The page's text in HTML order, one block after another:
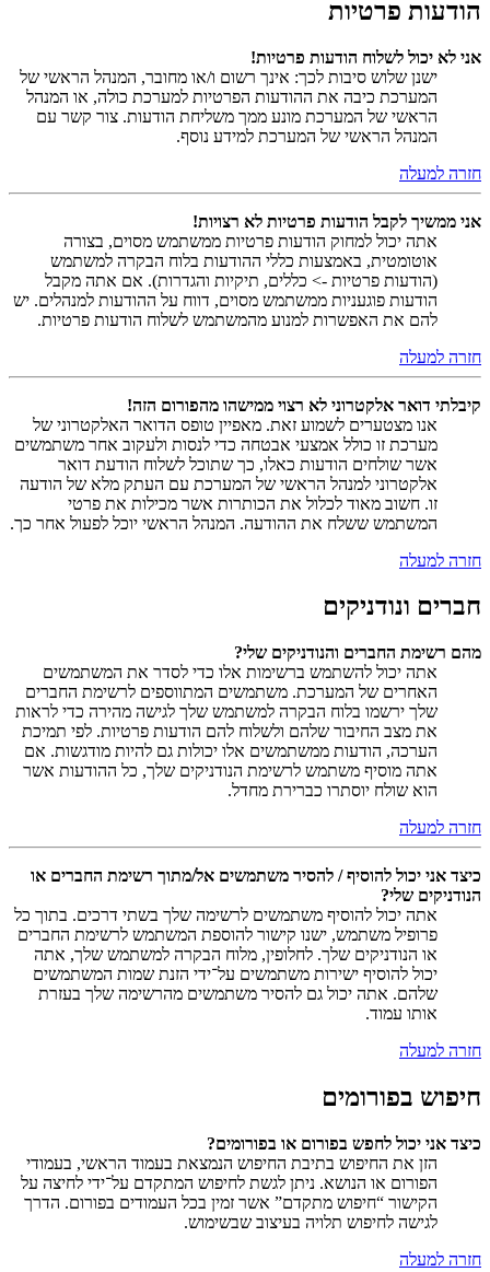
הודעות פרטיות
אני לא יכול לשלוח הודעות פרטיות!
ישנן שלוש סיבות לכך: אינך רשום ו/או מחובר, המנהל הראשי של
המערכת כיבה את ההודעות הפרטיות למערכת כולה, או המנהל
הראשי של המערכת מונע ממך משליחת הודעות. צור קשר עם
המנהל הראשי של המערכת למידע נוסף.
חזרה למעלה
אני ממשיך לקבל הודעות פרטיות לא רצויות!
אתה יכול למחוק הודעות פרטיות ממשתמש מסוים, בצורה
אוטומטית, באמצעות כללי ההודעות בלוח הבקרה למשתמש
(הודעות פרטיות -> כללים, תיקיות והגדרות). אם אתה מקבל
הודעות פוגעניות ממשתמש מסוים, דווח על ההודעות למנהלים. יש
להם את האפשרות למנוע מהמשתמש לשלוח הודעות פרטיות.
חזרה למעלה
קיבלתי דואר אלקטרוני לא רצוי ממישהו מהפורום הזה!
אנו מצטערים לשמוע זאת. מאפיין טופס הדואר האלקטרוני של
מערכת זו כולל אמצעי אבטחה כדי לנסות ולעקוב אחר משתמשים
אשר שולחים הודעות כאלו, כך שתוכל לשלוח הודעת דואר
אלקטרוני למנהל הראשי של המערכת עם העתק מלא של הודעה
זו. חשוב מאוד לכלול את הכותרות אשר מכילות את פרטי
המשתמש ששלח את ההודעה. המנהל הראשי יוכל לפעול אחר כך.
חזרה למעלה
חברים ונודניקים
מהם רשימת החברים והנודניקים שלי?
אתה יכול להשתמש ברשימות אלו כדי לסדר את המשתמשים
האחרים של המערכת. משתמשים המתווספים לרשימת החברים
שלך ירשמו בלוח הבקרה למשתמש שלך לגישה מהירה כדי לראות
את מצב החיבור שלהם ולשלוח להם הודעות פרטיות. לפי תמיכת
הערכה, הודעות ממשתמשים אלו יכולות גם להיות מודגשות. אם
אתה מוסיף משתמש לרשימת הנודניקים שלך, כל ההודעות אשר
הוא שולח יוסתרו כברירת מחדל.
חזרה למעלה
כיצד אני יכול להוסיף / להסיר משתמשים אל/מתוך רשימת החברים או
הנודניקים שלי?
אתה יכול להוסיף משתמשים לרשימה שלך בשתי דרכים. בתוך כל
פרופיל משתמש, ישנו קישור להוספת המשתמש לרשימת החברים
או הנודניקים שלך. לחלופין, מלוח הבקרה למשתמש שלך, אתה
יכול להוסיף ישירות משתמשים על־ידי הזנת שמות המשתמשים
שלהם. אתה יכול גם להסיר משתמשים מהרשימה שלך בעזרת
אותו עמוד.
חזרה למעלה
חיפוש בפורומים
כיצד אני יכול לחפש בפורום או בפורומים?
הזן את החיפוש בתיבת החיפוש הנמצאת בעמוד הראשי, בעמודי
הפורום או הנושא. ניתן לגשת לחיפוש המתקדם על־ידי לחיצה על
הקישור “חיפוש מתקדם” אשר זמין בכל העמודים בפורום. הדרך
לגישה לחיפוש תלויה בעיצוב שבשימוש.
חזרה למעלה